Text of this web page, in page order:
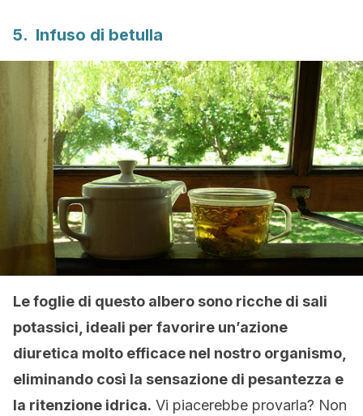
5. Infuso di betulla
Le foglie di questo albero sono ricche di sali
potassici, ideali per favorire un’azione
diuretica molto efficace nel nostro organismo,
eliminando così la sensazione di pesantezza e
la ritenzione idrica. Vi piacerebbe provarla? Non